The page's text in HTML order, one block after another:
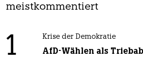
meistkommentiert
1 Krise der Demokratie
AfD-Wählen als